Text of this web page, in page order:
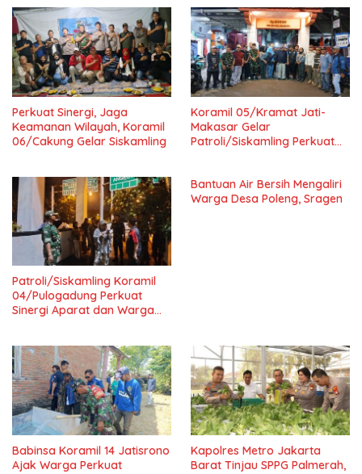
Perkuat Sinergi, Jaga
Keamanan Wilayah, Koramil
06/Cakung Gelar Siskamling
Koramil 05/Kramat Jati-
Makasar Gelar
Patroli/Siskamling Perkuat
Patroli/Siskamling Koramil
04/Pulogadung Perkuat
Sinergi Aparat dan Warga
Bantuan Air Bersih Mengaliri
Warga Desa Poleng, Sragen
Babinsa Koramil 14 Jatisrono
Ajak Warga Perkuat
Kapolres Metro Jakarta
Barat Tinjau SPPG Palmerah,